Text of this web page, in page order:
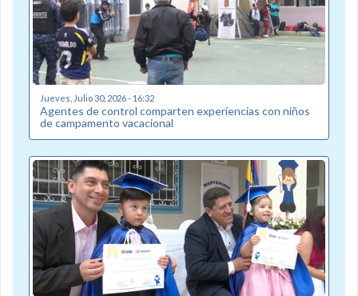
Jueves, Julio 30, 2026 - 16:32
Agentes de control comparten experiencias con niños
de campamento vacacional